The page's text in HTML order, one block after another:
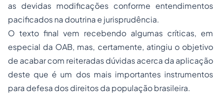
as devidas modificações conforme entendimentos
pacificados na doutrina e jurisprudência.
O texto final vem recebendo algumas críticas, em
especial da OAB, mas, certamente, atingiu o objetivo
de acabar com reiteradas dúvidas acerca da aplicação
deste que é um dos mais importantes instrumentos
para defesa dos direitos da população brasileira.